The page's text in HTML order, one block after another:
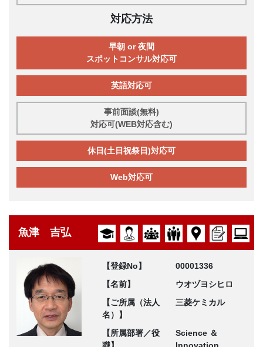
対応方法
早朝 or 夜間
スポットコンサル対応可
英語対応可
事前面談(無料)
対応可(WEB対応含む)
休日(土日祝祭日)対応可
Web対応可
魚津 吉弘
【登録No】
00001336
【名前】
ウオヅヨシヒロ
【ご所属（法人
名）】
三菱ケミカル
【所属部署／役
Science ＆